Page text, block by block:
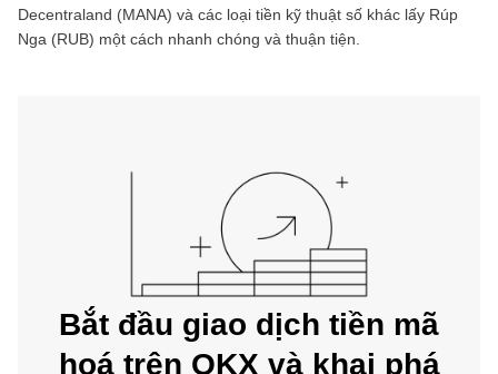
Decentraland (MANA) và các loại tiền kỹ thuật số khác lấy Rúp
Nga (RUB) một cách nhanh chóng và thuận tiện.
Bắt đầu giao dịch tiền mã
hoá trên OKX và khai phá